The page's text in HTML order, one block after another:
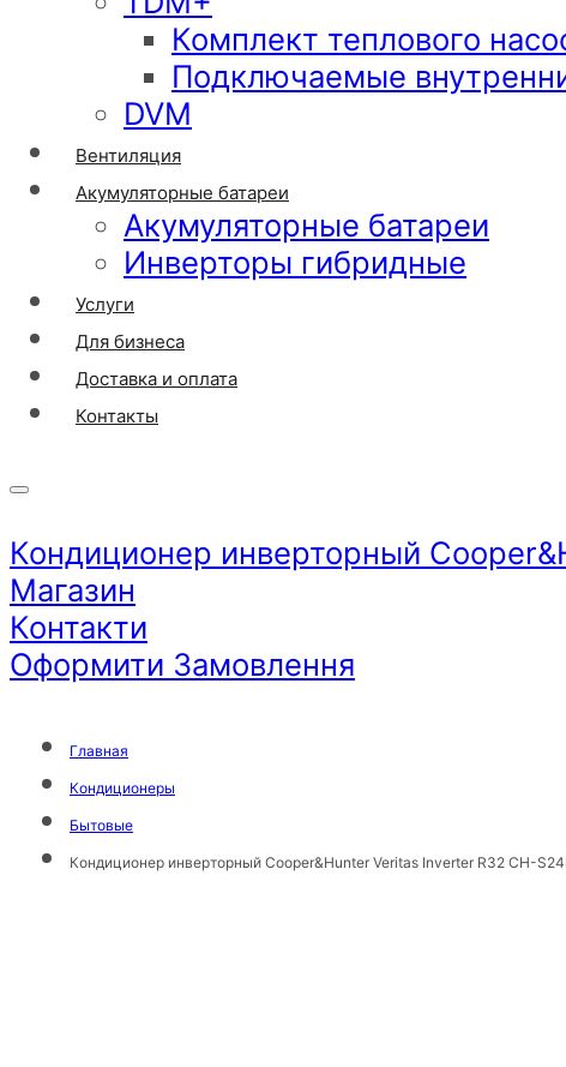
Комплект теплового
Подключаемые
DVM
Вентиляция
Акумуляторные батареи
Акумуляторные батареи
Инверторы гибридные
Услуги
Для бизнеса
Доставка и оплата
Контакты
Кондиционер инверторный
Магазин
Контакти
Оформити Замовлення
Главная
Кондиционеры
Бытовые
Кондиционер инверторный Cooper&Hunter Veritas Inverter R32 CH-